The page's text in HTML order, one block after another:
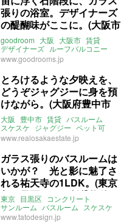
大阪市四つ橋線 なんば駅
関西本線 JR難波駅
ライター：増成かおり
賃貸
張りの浴室。デザイナーズ
の醍醐味がここに。(大阪市
浪速区58㎡の賃貸物件)
goodroom 大阪 大阪市 賃貸
デザイナーズ ルーフバルコニー
スケスケ バスルーム
ライター：くまのなな
www.goodrooms.jp
とろけるような夕映えを、
どうぞジャグジーに身を預
けながら。(大阪府豊中市
137㎡の賃貸物件)
大阪 豊中市 賃貸 バスルーム
スケスケ ジャグジー ペット可
ライター：くまのなな 賃貸
www.realosakaestate.jp
ガラス張りのバスルームは
いかが？ 光と影に魅了さ
れる祐天寺の1LDK。(東京
都目黒区47㎡の賃貸物件)
東京 目黒区
コンクリート
サンルーム バスルーム
スケスケ
ライター：くまのなな
www.tatodesign.jp